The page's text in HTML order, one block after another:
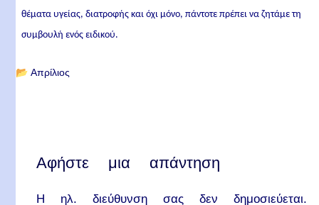
θέματα υγείας, διατροφής και όχι μόνο, πάντοτε πρέπει να ζητάμε τη
συμβουλή ενός ειδικού.
📂 Απρίλιος
Αφήστε μια απάντηση
Η ηλ. διεύθυνση σας δεν δημοσιεύεται.